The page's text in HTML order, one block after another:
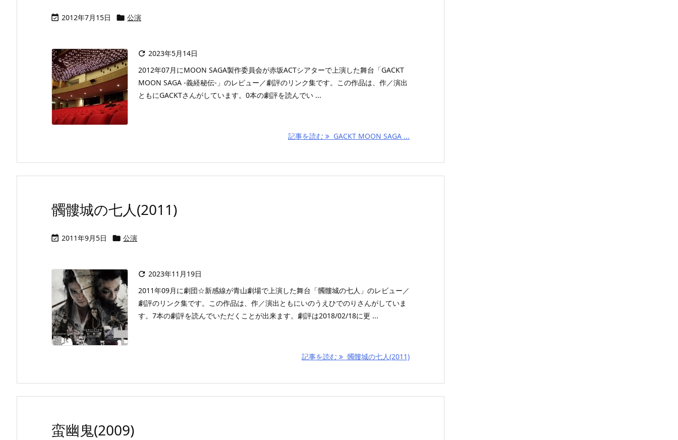
 2012年7月15日  公演
 2023年5月14日
2012年07月にMOON SAGA製作委員会が赤坂ACTシアターで上演した舞台「GACKT
MOON SAGA -義経秘伝-」のレビュー／劇評のリンク集です。この作品は、作／演出
ともにGACKTさんがしています。0本の劇評を読んでい ...
記事を読む GACKT MOON SAGA ...
髑髏城の七人(2011)
 2011年9月5日  公演
 2023年11月19日
2011年09月に劇団☆新感線が青山劇場で上演した舞台「髑髏城の七人」のレビュー／
劇評のリンク集です。この作品は、作／演出ともにいのうえひでのりさんがしていま
す。7本の劇評を読んでいただくことが出来ます。劇評は2018/02/18に更 ...
記事を読む 髑髏城の七人(2011)
蛮幽鬼(2009)